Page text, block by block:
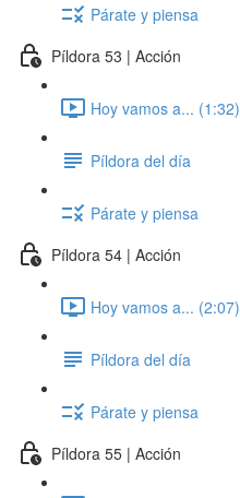
Párate y piensa
Píldora 53 | Acción
Hoy vamos a... (1:32)
Píldora del día
Párate y piensa
Píldora 54 | Acción
Hoy vamos a... (2:07)
Píldora del día
Párate y piensa
Píldora 55 | Acción